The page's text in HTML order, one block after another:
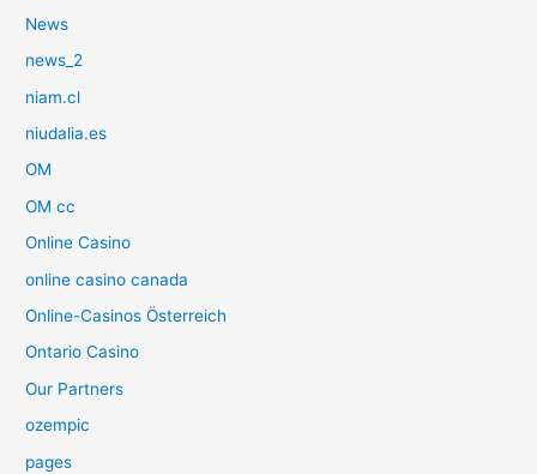
News
news_2
niam.cl
niudalia.es
OM
OM cc
Online Casino
online casino canada
Online-Casinos Österreich
Ontario Casino
Our Partners
ozempic
pages